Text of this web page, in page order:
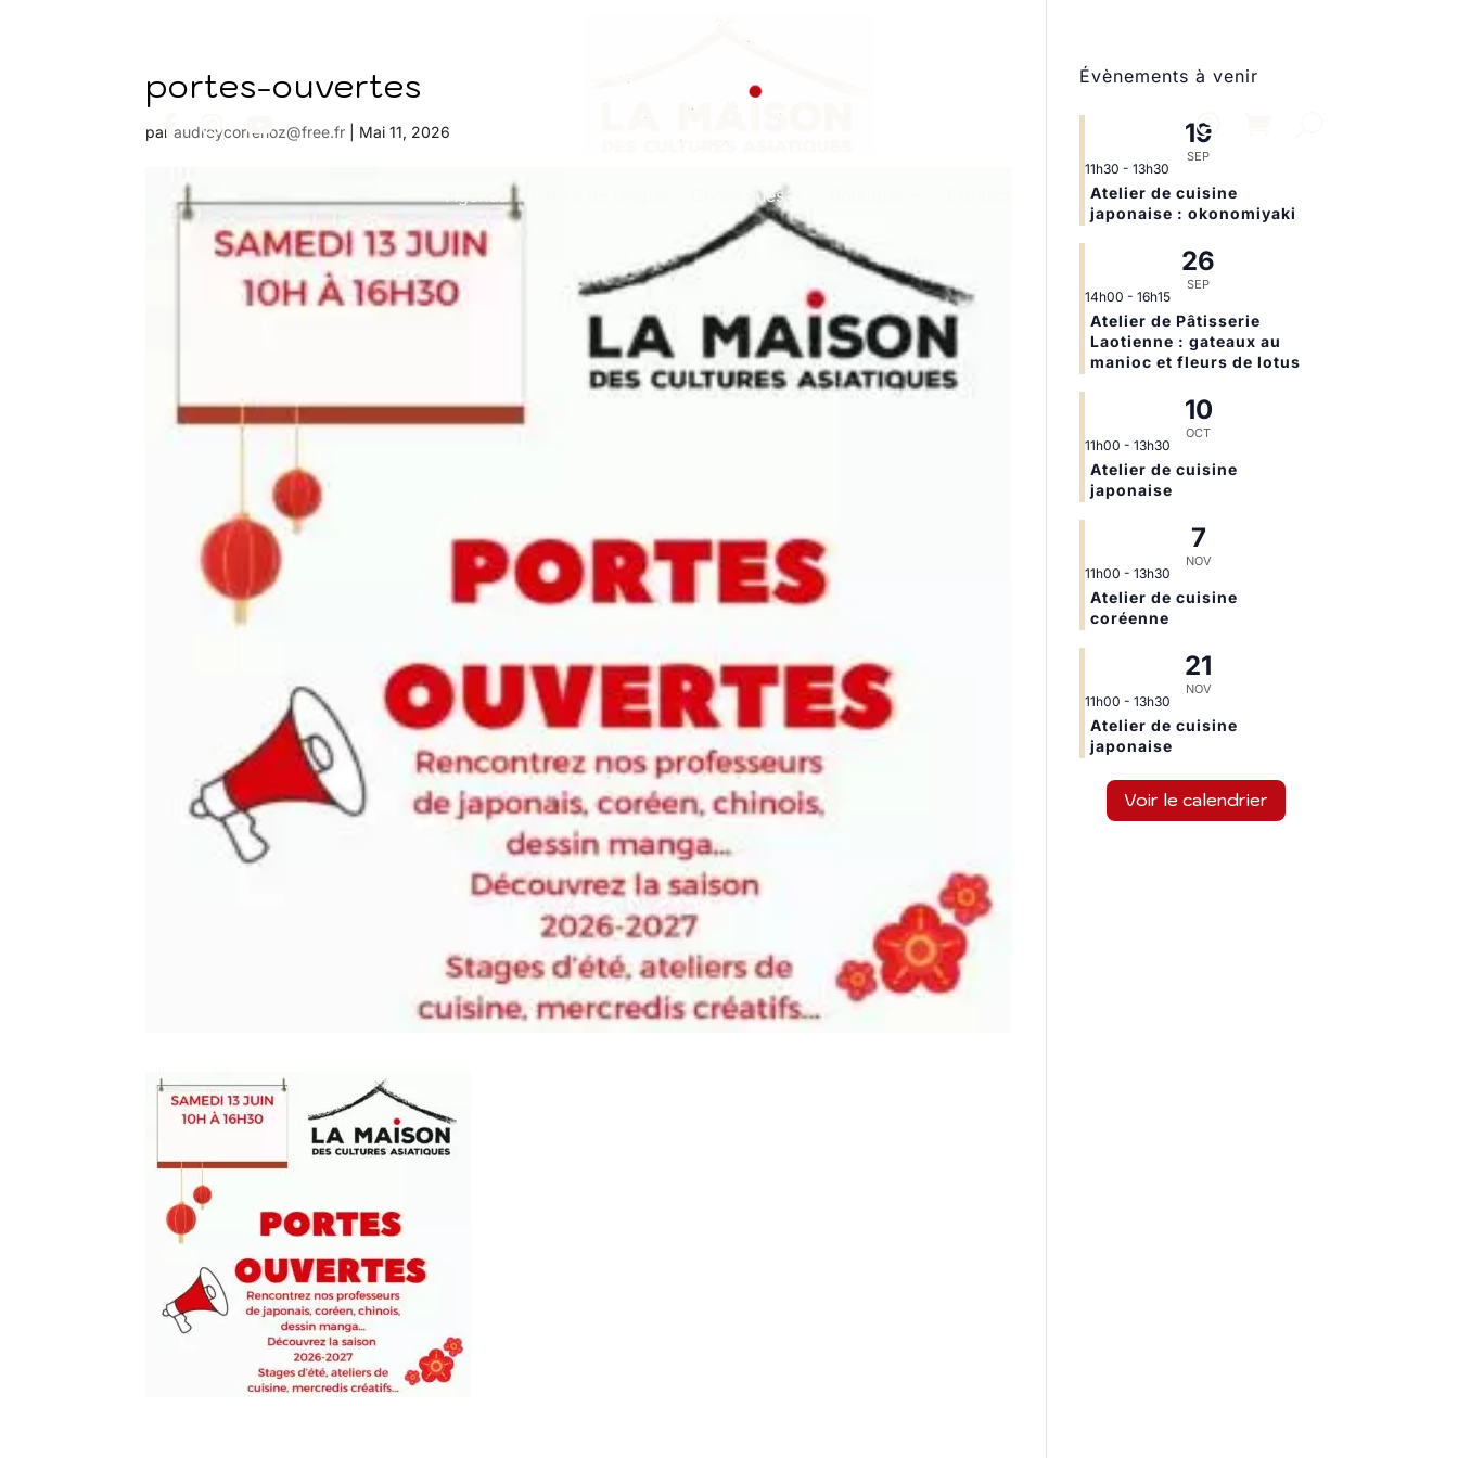
Agenda Chroniques
portes-ouvertes
paraudreycorrenoz@free.fr Mai 11, 2026
Évènements à venir
19
SEP
11h30 - 13h30
Atelier de cuisine
japonaise : okonomiyaki
26
SEP
14h00 - 16h15
Atelier de Pâtisserie
Laotienne : gateaux au
manioc et fleurs de lotus
10
OCT
11h00 - 13h30
Atelier de cuisine
japonaise
7
NOV
11h00 - 13h30
Atelier de cuisine
coréenne
21
NOV
11h00 - 13h30
Atelier de cuisine
japonaise
Voir le calendrier